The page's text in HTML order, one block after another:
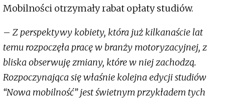
Mobilności otrzymały rabat opłaty studiów.
– Z perspektywy kobiety, która już kilkanaście lat
temu rozpoczęła pracę w branży motoryzacyjnej, z
bliska obserwuję zmiany, które w niej zachodzą.
Rozpoczynająca się właśnie kolejna edycji studiów
“Nowa mobilność” jest świetnym przykładem tych